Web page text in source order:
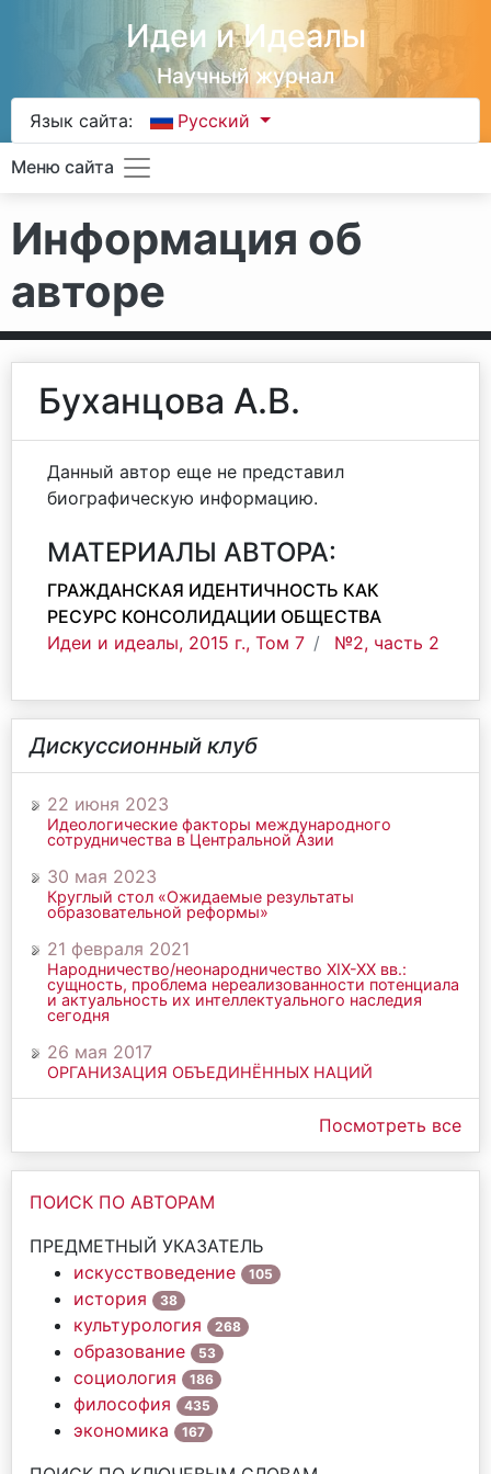
Идеи и Идеалы
Научный журнал
Язык сайта: Русский
Меню сайта
Информация об
авторе
Буханцова А.В.
Данный автор еще не представил
биографическую информацию.
МАТЕРИАЛЫ АВТОРА:
ГРАЖДАНСКАЯ ИДЕНТИЧНОСТЬ КАК
РЕСУРС КОНСОЛИДАЦИИ ОБЩЕСТВА
Идеи и идеалы, 2015 г., Том 7
№2, часть 2
Дискуссионный клуб
22 июня 2023
Идеологические факторы международного
сотрудничества в Центральной Азии
30 мая 2023
Круглый стол «Ожидаемые результаты
образовательной реформы»
21 февраля 2021
Народничество/неонародничество ХIХ-ХХ вв.:
сущность, проблема нереализованности потенциала
и актуальность их интеллектуального наследия
сегодня
26 мая 2017
ОРГАНИЗАЦИЯ ОБЪЕДИНЁННЫХ НАЦИЙ
Посмотреть все
ПОИСК ПО АВТОРАМ
ПРЕДМЕТНЫЙ УКАЗАТЕЛЬ
искусствоведение
105
история 38
культурология 268
образование 53
социология 186
философия 435
экономика 167